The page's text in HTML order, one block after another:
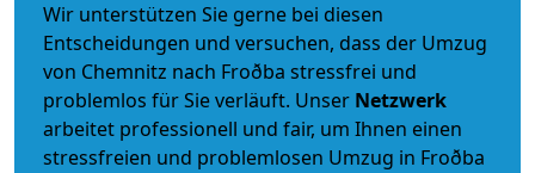
Wir unterstützen Sie gerne bei diesen
Entscheidungen und versuchen, dass der Umzug
von Chemnitz nach Froðba stressfrei und
problemlos für Sie verläuft. Unser Netzwerk
arbeitet professionell und fair, um Ihnen einen
stressfreien und problemlosen Umzug in Froðba